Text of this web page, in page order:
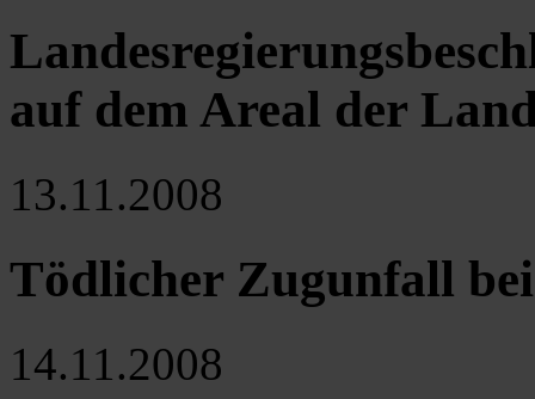
auf dem Areal der
13.11.2008
Tödlicher Zugunfall
14.11.2008